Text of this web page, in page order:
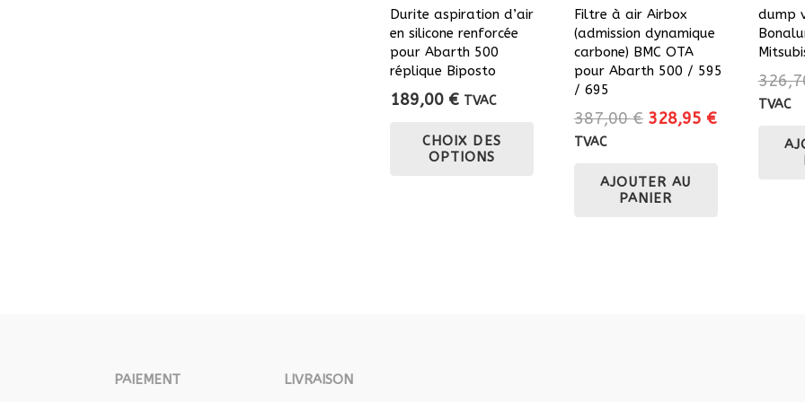
Durite aspiration d’air
en silicone renforcée
pour Abarth 500
réplique Biposto
189,00 € TVAC
CHOIX DES
OPTIONS
produit
Filtre à air Airbox
(admission dynamique
carbone) BMC OTA
pour Abarth 500 / 595
/ 695
387,00€ Le
était :
387,00 €.
328,95 €Le
TVAC
AJOUTER AU
PANIER
dump
TVAC
PAIEMENT LIVRAISON